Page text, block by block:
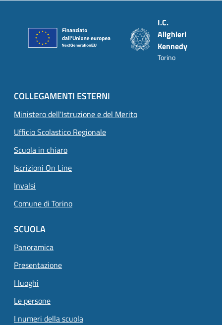
I.C.
Alighieri
Kennedy
Torino
COLLEGAMENTI ESTERNI
Ministero dell'Istruzione e del Merito
Ufficio Scolastico Regionale
Scuola in chiaro
Iscrizioni On Line
Invalsi
Comune di Torino
SCUOLA
Panoramica
Presentazione
I luoghi
Le persone
I numeri della scuola